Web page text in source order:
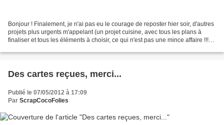
Bonjour ! Finalement, je n'ai pas eu le courage de reposter hier soir, d'autres
projets plus urgents m'appelant (un projet cuisine, avec tous les plans à
finaliser et tous les éléments à choisir, ce qui n'est pas une mince affaire !!!)
Des cartes reçues, merci...
Publié le 07/05/2012 à 17:09
Par ScrapCocoFolies